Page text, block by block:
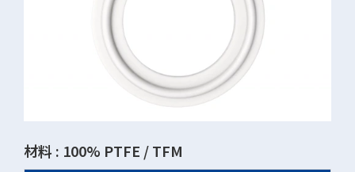
材料 : 100% PTFE / TFM